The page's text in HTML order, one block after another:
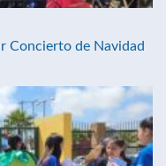
Concierto de Navidad